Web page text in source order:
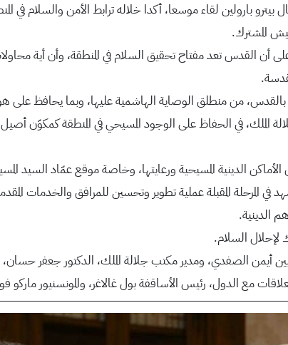
بيترو بارولين لقاء موسعا، أكدا خلاله ترابط الأمن والسلام
المشترك.
أن القدس تعد مفتاح تحقيق السلام في المنطقة، وأن أية
بالقدس، من منطلق الوصاية الهاشمية عليها، وبما يحافظ على
الملك، في الحفاظ على الوجود المسيحي في المنطقة كمكوّن
الدينية المسيحية ورعايتها، وخاصة موقع عمّاد السيد
المرحلة المقبلة عملية تطوير وتحسين للمرافق والخدمات
الدينية.
لإحلال السلام.
أيمن الصفدي، ومدير مكتب جلالة الملك، الدكتور جعفر حسان،
مع الدول، رئيس الأساقفة بول غالاغر، والمونسنيور ماركو